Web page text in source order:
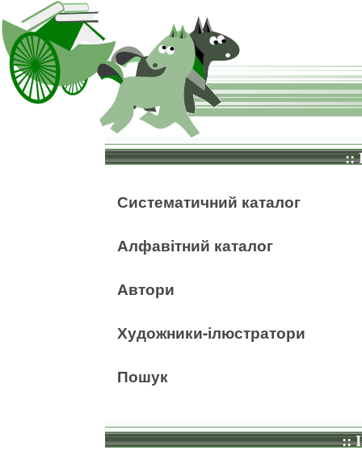
::
Систематичний каталог
Алфавітний каталог
Автори
Художники-ілюстратори
Пошук
::